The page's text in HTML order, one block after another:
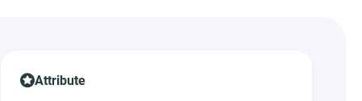
Attribute